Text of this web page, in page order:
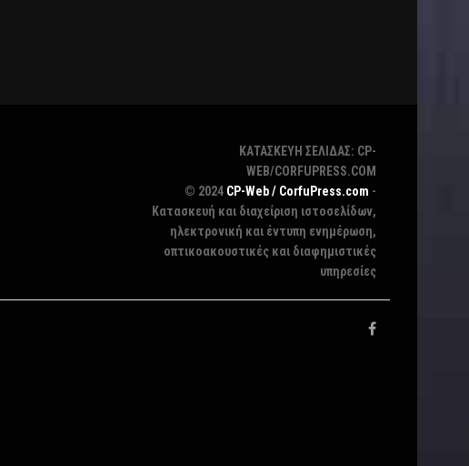
ΚΑΤΑΣΚΕΥΗ ΣΕΛΙΔΑΣ: CP-
WEB/CORFUPRESS.COM
© 2024 CP-Web / CorfuPress.com -
Κατασκευή και διαχείριση ιστοσελίδων,
ηλεκτρονική και έντυπη ενημέρωση,
οπτικοακουστικές και διαφημιστικές
υπηρεσίες